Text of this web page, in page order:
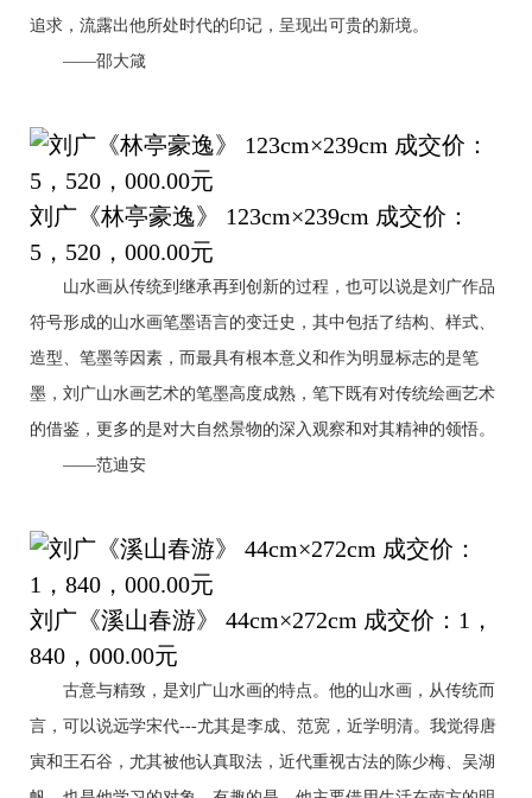
追求，流露出他所处时代的印记，呈现出可贵的新境。
——邵大箴
刘广《林亭豪逸》 123cm×239cm 成交价：
5，520，000.00元
山水画从传统到继承再到创新的过程，也可以说是刘广作品
符号形成的山水画笔墨语言的变迁史，其中包括了结构、样式、
造型、笔墨等因素，而最具有根本意义和作为明显标志的是笔
墨，刘广山水画艺术的笔墨高度成熟，笔下既有对传统绘画艺术
的借鉴，更多的是对大自然景物的深入观察和对其精神的领悟。
——范迪安
刘广《溪山春游》 44cm×272cm 成交价：1，
840，000.00元
古意与精致，是刘广山水画的特点。他的山水画，从传统而
言，可以说远学宋代---尤其是李成、范宽，近学明清。我觉得唐
寅和王石谷，尤其被他认真取法，近代重视古法的陈少梅、吴湖